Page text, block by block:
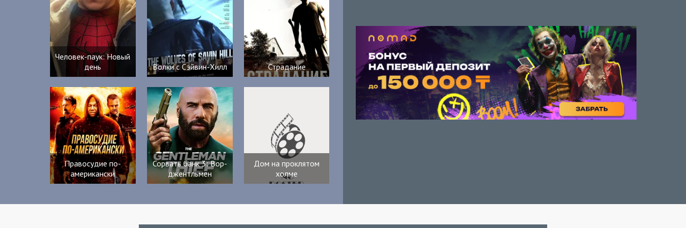
Человек-паук: Новый
день
Волки с Сэйвин-Хилл Страдание
Правосудие по-
американски
Сорвать банк 3: Вор-
джентльмен
Дом на проклятом
холме